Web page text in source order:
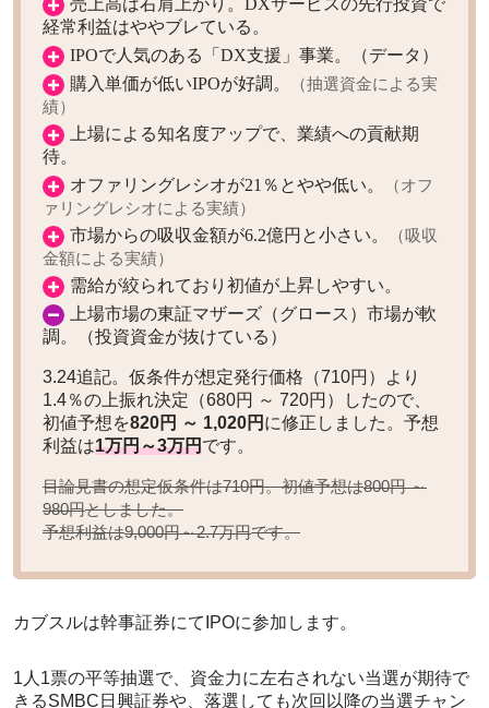
経常利益はややブレている。
IPOで人気のある「DX支援」事業。（データ）
購入単価が低いIPOが好調。
（抽選資金による実
績）
上場による知名度アップで、業績への貢献期
待。
オファリングレシオが21％とやや低い。
（オフ
ァリングレシオによる実績）
市場からの吸収金額が6.2億円と小さい。
（吸収
金額による実績）
需給が絞られており初値が上昇しやすい。
上場市場の東証マザーズ（グロース）市場が軟
調。（投資資金が抜けている）
3.24追記。仮条件が想定発行価格（710円）より
1.4％の上振れ決定（680円 ～ 720円）したので、
初値予想を820円 ～ 1,020円 に修正しました。予想
利益は1万円～3万円です。
目論見書の想定仮条件は710円。初値予想は800円 ～
980円としました。
予想利益は9,000円～2.7万円です。
カブスルは幹事証券にてIPOに参加します。
1人1票の平等抽選で、資金力に左右されない当選が期待で
きるSMBC日興証券や、落選しても次回以降の当選チャン